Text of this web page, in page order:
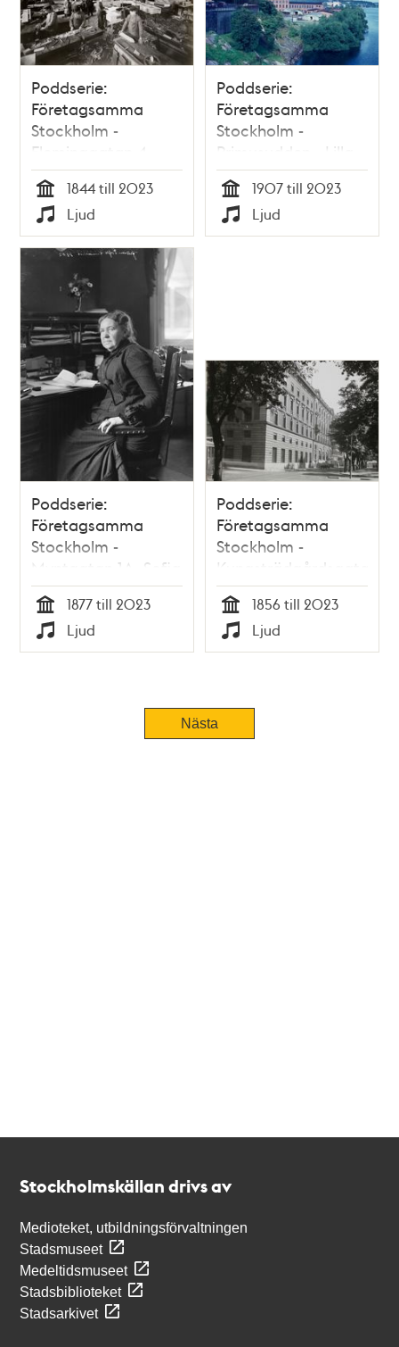
Poddserie:
Företagsamma
Stockholm -
Fleminggatan 4,
Bolinders Mekaniska
Verkstad
Tid
1844 till 2023
Typ
Ljud
Poddserie:
Företagsamma
Stockholm -
Primusudden - Lilla
Essingen,
Primusfabriken
Tid
1907 till 2023
Typ
Ljud
Poddserie:
Företagsamma
Stockholm -
Myntgatan 1A, Sofia
Gumaelius
Tid
1877 till 2023
Typ
Ljud
Poddserie:
Företagsamma
Stockholm -
Kungsträdgårdsgatan
8, SEB
Tid
1856 till 2023
Typ
Ljud
Nästa
Stockholmskällan drivs av
Medioteket, utbildningsförvaltningen
Stadsmuseet
Medeltidsmuseet
Stadsbiblioteket
Stadsarkivet